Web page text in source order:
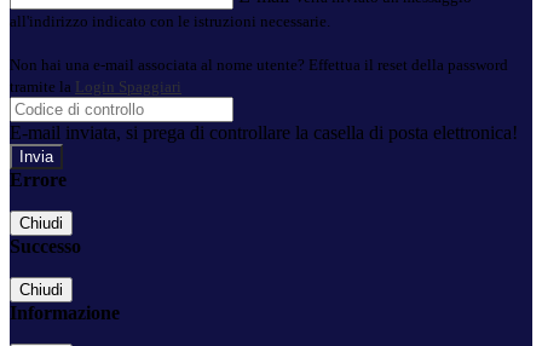
all'indirizzo indicato con le istruzioni necessarie.
Non hai una e-mail associata al nome utente? Effettua il reset della password
tramite la Login Spaggiari
E-mail inviata, si prega di controllare la casella di posta elettronica!
Errore
Chiudi
Successo
Chiudi
Informazione